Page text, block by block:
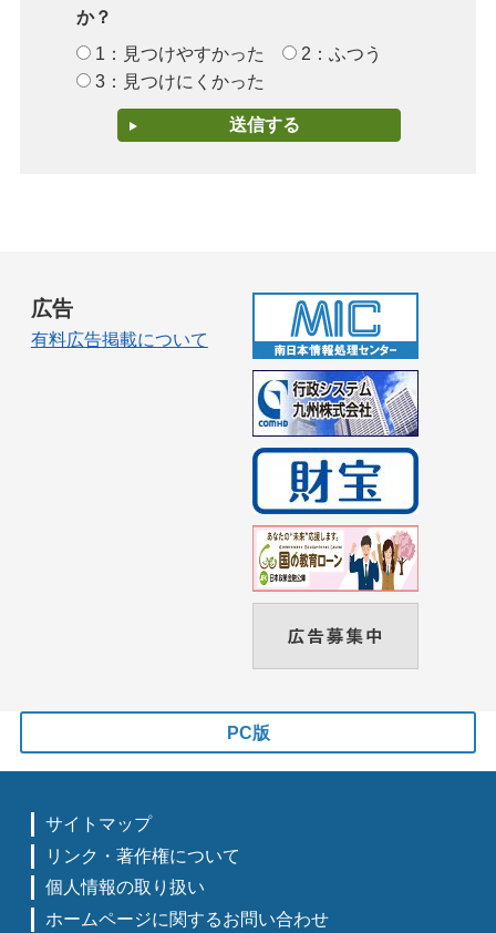
か？
1：見つけやすかった
2：ふつう
3：見つけにくかった
広告
有料広告掲載について
PC版
サイトマップ
リンク・著作権について
個人情報の取り扱い
ホームページに関するお問い合わせ